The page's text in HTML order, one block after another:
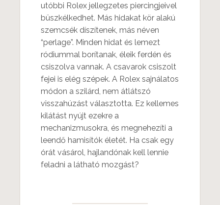
utóbbi Rolex jellegzetes piercingjeivel
büszkélkedhet. Más hidakat kör alakú
szemcsék díszítenek, más néven
“perlage”. Minden hidat és lemezt
ródiummal borítanak, éleik ferdén és
csiszolva vannak. A csavarok csiszolt
fejei is elég szépek. A Rolex sajnálatos
módon a szilárd, nem átlátszó
visszahúzást választotta. Ez kellemes
kilátást nyújt ezekre a
mechanizmusokra, és megnehezíti a
leendő hamisítók életét. Ha csak egy
órát vásárol, hajlandónak kell lennie
feladni a látható mozgást?